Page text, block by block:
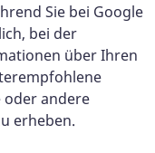
Sie bei Google
bei der
über Ihren
oder andere
erheben.